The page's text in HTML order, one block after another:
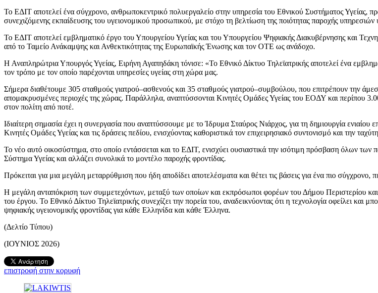
Το ΕΔΙΤ αποτελεί ένα σύγχρονο, ανθρωποκεντρικό πολυεργαλείο στην υπηρεσία του Εθνικού Συστήματος Υγείας,
συνεχιζόμενης εκπαίδευσης του υγειονομικού προσωπικού, με στόχο τη βελτίωση της ποιότητας παροχής υπηρεσιών
Το ΕΔΙΤ αποτελεί εμβληματικό έργο του Υπουργείου Υγείας και του Υπουργείου Ψηφιακής Διακυβέρνησης και
από το Ταμείο Ανάκαμψης και Ανθεκτικότητας της Ευρωπαϊκής Ένωσης και τον ΟΤΕ ως ανάδοχο.
Η Αναπληρώτρια Υπουργός Υγείας, Ειρήνη Αγαπηδάκη τόνισε: «Το Εθνικό Δίκτυο Τηλεϊατρικής αποτελεί ένα
τον τρόπο με τον οποίο παρέχονται υπηρεσίες υγείας στη χώρα μας.
Σήμερα διαθέτουμε 305 σταθμούς γιατρού–ασθενούς και 35 σταθμούς γιατρού–συμβούλου, που επιτρέπουν την
απομακρυσμένες περιοχές της χώρας. Παράλληλα, αναπτύσσονται Κινητές Ομάδες Υγείας του ΕΟΔΥ και περίπου
στον πολίτη από ποτέ.
Ιδιαίτερη σημασία έχει η συνεργασία που αναπτύσσουμε με το Ίδρυμα Σταύρος Νιάρχος, για τη δημιουργία ενιαίου
Κινητές Ομάδες Υγείας και τις δράσεις πεδίου, ενισχύοντας καθοριστικά τον επιχειρησιακό συντονισμό και την
Το νέο αυτό οικοσύστημα, στο οποίο εντάσσεται και το ΕΔΙΤ, ενισχύει ουσιαστικά την ισότιμη πρόσβαση όλων
Σύστημα Υγείας και αλλάζει συνολικά το μοντέλο παροχής φροντίδας.
Πρόκειται για μια μεγάλη μεταρρύθμιση που ήδη αποδίδει αποτελέσματα και θέτει τις βάσεις για ένα πιο σύγχρονο,
Η μεγάλη ανταπόκριση των συμμετεχόντων, μεταξύ των οποίων και εκπρόσωποι φορέων του Δήμου Περιστερίου και
του έργου. Το Εθνικό Δίκτυο Τηλεϊατρικής συνεχίζει την πορεία του, αναδεικνύοντας ότι η τεχνολογία οφείλει
ψηφιακής υγειονομικής φροντίδας για κάθε Ελληνίδα και κάθε Έλληνα.
(Δελτίο Τύπου)
(ΙΟΥΝΙΟΣ 2026)
επιστροφή στην κορυφή